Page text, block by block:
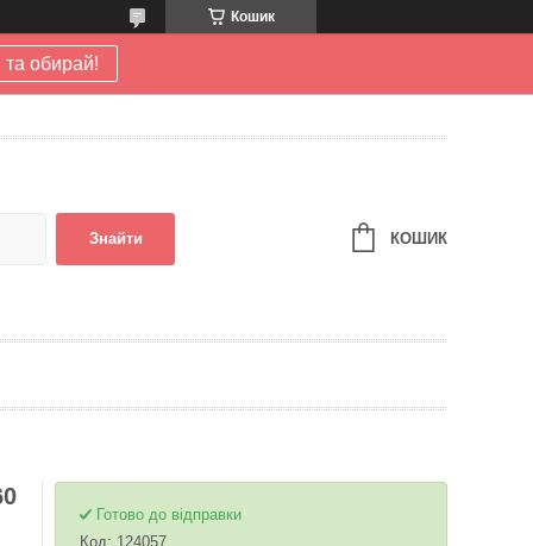
Кошик
та обирай!
Знайти КОШИК
Готово до відправки
Код: 124057